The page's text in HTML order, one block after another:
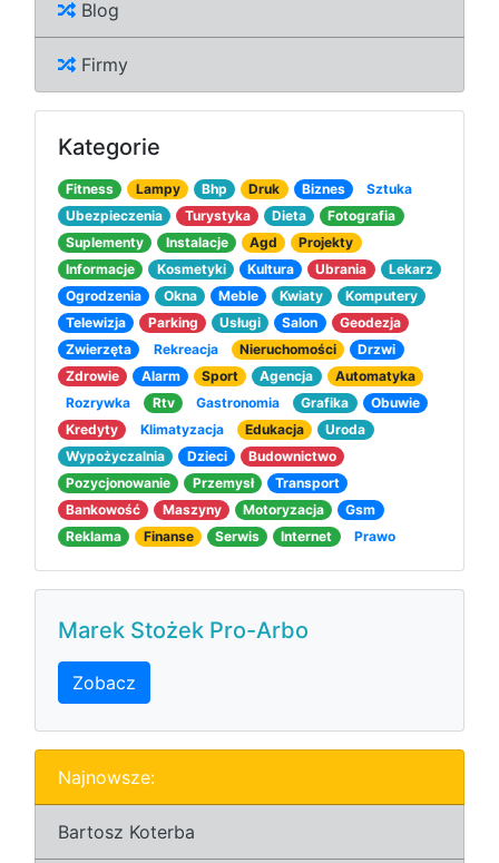
Blog
Firmy
Kategorie
Fitness Lampy Bhp Druk Biznes
Sztuka
Ubezpieczenia
Turystyka Dieta
Fotografia
Suplementy
Instalacje Agd
Projekty
Informacje
Kosmetyki Kultura Ubrania
Lekarz
Ogrodzenia
Okna Meble Kwiaty
Komputery
Telewizja
Parking Usługi Salon
Geodezja
Zwierzęta
Rekreacja Nieruchomości
Drzwi
Zdrowie
Alarm Sport Agencja
Automatyka
Rozrywka
Rtv Gastronomia Grafika
Obuwie
Kredyty
Klimatyzacja Edukacja
Uroda
Wypożyczalnia
Dzieci
Budownictwo
Pozycjonowanie
Przemysł
Transport
Bankowość
Maszyny Motoryzacja
Gsm
Reklama
Finanse Serwis Internet Prawo
Marek Stożek Pro-Arbo
Zobacz
Najnowsze:
Bartosz Koterba